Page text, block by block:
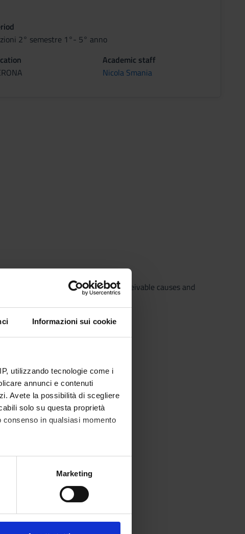
Informazioni sui cookie
utilizzando tecnologie come i
annunci e contenuti
Avete la possibilità di scegliere
solo su questa proprietà
in qualsiasi momento
qualche metro,Marketing
2° semestre 1°- 5° anno
Academic staff
Nicola Smania
disorders, to identify the conceivable causes and